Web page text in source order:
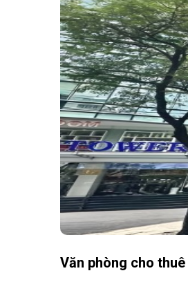
Văn phòng cho